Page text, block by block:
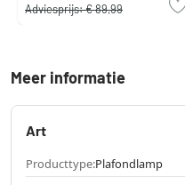
Adviesprijs:€ 89,99
Meer informatie
Art
Producttype:Plafondlamp